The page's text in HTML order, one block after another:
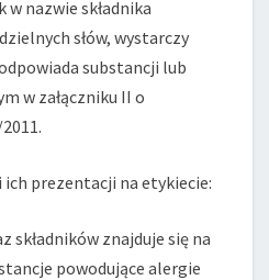
nazwie składnika
słów, wystarczy
substancji lub
w załączniku II o
prezentacji na etykiecie:
składników znajduje się na
powodujące alergie